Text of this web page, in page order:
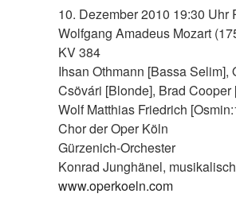
10. Dezember 2010 19:30
Wolfgang Amadeus Mozart
KV 384
Ihsan Othmann [Bassa
Csövári [Blonde], Brad
Wolf Matthias Friedrich
Chor der Oper Köln
Gürzenich-Orchester
Konrad Junghänel,
www.operkoeln.com